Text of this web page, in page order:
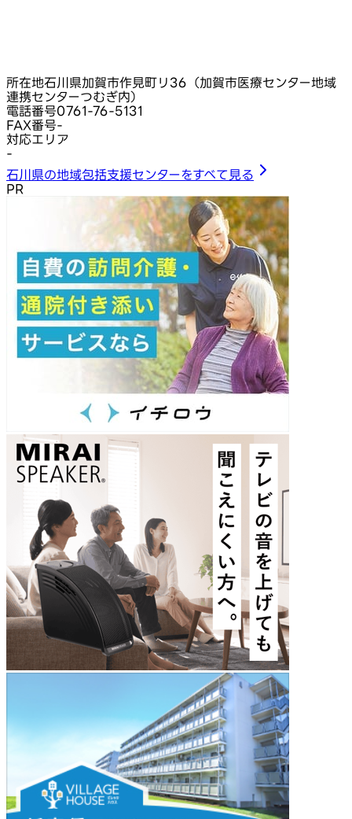
所在地石川県加賀市作見町リ36（加賀市医療センター地域
連携センターつむぎ内）
電話番号0761-76-5131
FAX番号-
対応エリア
-
石川県の地域包括支援センターをすべて見る
PR